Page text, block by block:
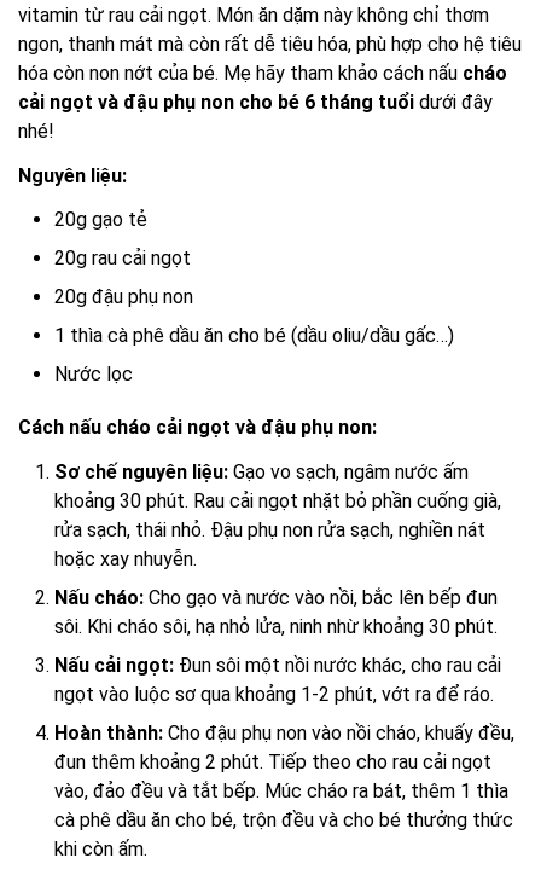
vitamin từ rau cải ngọt. Món ăn dặm này không chỉ thơm
ngon, thanh mát mà còn rất dễ tiêu hóa, phù hợp cho hệ tiêu
hóa còn non nớt của bé. Mẹ hãy tham khảo cách nấu cháo
cải ngọt và đậu phụ non cho bé 6 tháng tuổi dưới đây
nhé!
Nguyên liệu:
20g gạo tẻ
20g rau cải ngọt
20g đậu phụ non
1 thìa cà phê dầu ăn cho bé (dầu oliu/dầu gấc…)
Nước lọc
Cách nấu cháo cải ngọt và đậu phụ non:
Sơ chế nguyên liệu: Gạo vo sạch, ngâm nước ấm
khoảng 30 phút. Rau cải ngọt nhặt bỏ phần cuống già,
rửa sạch, thái nhỏ. Đậu phụ non rửa sạch, nghiền nát
hoặc xay nhuyễn.
Nấu cháo: Cho gạo và nước vào nồi, bắc lên bếp đun
sôi. Khi cháo sôi, hạ nhỏ lửa, ninh nhừ khoảng 30 phút.
Nấu cải ngọt: Đun sôi một nồi nước khác, cho rau cải
ngọt vào luộc sơ qua khoảng 1-2 phút, vớt ra để ráo.
Hoàn thành: Cho đậu phụ non vào nồi cháo, khuấy đều,
đun thêm khoảng 2 phút. Tiếp theo cho rau cải ngọt
vào, đảo đều và tắt bếp. Múc cháo ra bát, thêm 1 thìa
cà phê dầu ăn cho bé, trộn đều và cho bé thưởng thức
khi còn ấm.